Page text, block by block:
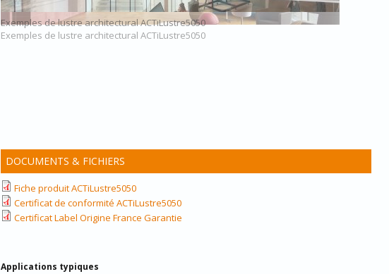
Exemples de lustre architectural ACTiLustre5050
Exemples de lustre architectural ACTiLustre5050
DOCUMENTS & FICHIERS
Fiche produit ACTiLustre5050
Certificat de conformité ACTiLustre5050
Certificat Label Origine France Garantie
Applications typiques